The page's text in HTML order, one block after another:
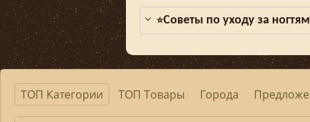
⭐Советы по уходу за
ТОП Категории ТОП Товары Города